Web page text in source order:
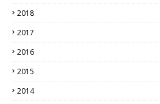
2018
2017
2016
2015
2014